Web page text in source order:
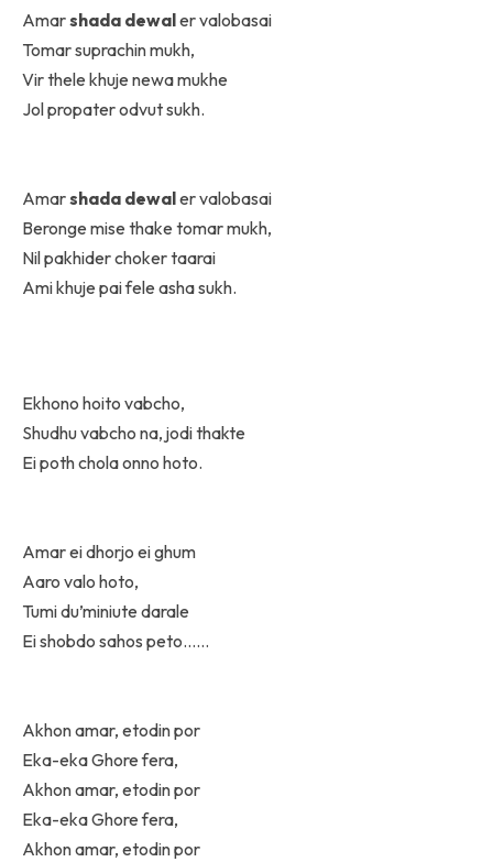
Amarshada dewaler valobasai
Tomar suprachin mukh,
Vir thele khuje newa mukhe
Jol propater odvut sukh.
Amarshada dewaler valobasai
Beronge mise thake tomar mukh,
Nil pakhider choker taarai
Ami khuje pai fele asha sukh.
Ekhono hoito vabcho,
Shudhu vabcho na, jodi thakte
Ei poth chola onno hoto.
Amar ei dhorjo ei ghum
Aaro valo hoto,
Tumi du’miniute darale
Ei shobdo sahos peto……
Akhon amar, etodin por
Eka-eka Ghore fera,
Akhon amar, etodin por
Eka-eka Ghore fera,
Akhon amar, etodin por